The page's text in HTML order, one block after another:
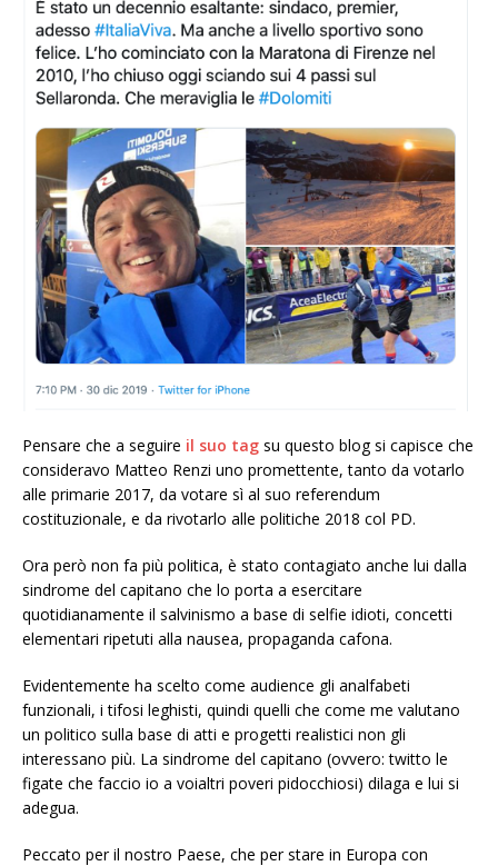
Pensare che a seguire il suo tag su questo blog si capisce che
consideravo Matteo Renzi uno promettente, tanto da votarlo
alle primarie 2017, da votare sì al suo referendum
costituzionale, e da rivotarlo alle politiche 2018 col PD.
Ora però non fa più politica, è stato contagiato anche lui dalla
sindrome del capitano che lo porta a esercitare
quotidianamente il salvinismo a base di selfie idioti, concetti
elementari ripetuti alla nausea, propaganda cafona.
Evidentemente ha scelto come audience gli analfabeti
funzionali, i tifosi leghisti, quindi quelli che come me valutano
un politico sulla base di atti e progetti realistici non gli
interessano più. La sindrome del capitano (ovvero: twitto le
figate che faccio io a voialtri poveri pidocchiosi) dilaga e lui si
adegua.
Peccato per il nostro Paese, che per stare in Europa con